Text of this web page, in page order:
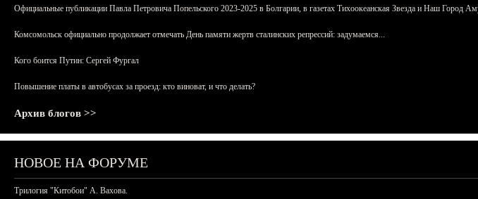
Официальные публикации Павла Петровича Попельского 2023-2025 в Болгарии, в газетах Тихоокеанская Звезда и Наш Город
Комсомольск официально продолжает отмечать День памяти жертв сталинских репрессий: задумаемся...
Кого боится Путин: Сергей Фургал
Повышение платы в автобусах за проезд: кто виноват, и что делать?
Архив блогов >>
НОВОЕ НА ФОРУМЕ
Трилогия "Китобои" А. Вахова.